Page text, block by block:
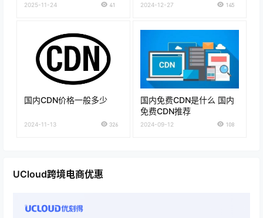
2025-11-24 41 2024-12-27 145
国内CDN价格一般多少
2024-11-13 326
国内免费CDN是什么 国内
免费CDN推荐
2024-09-12 108
UCloud跨境电商优惠